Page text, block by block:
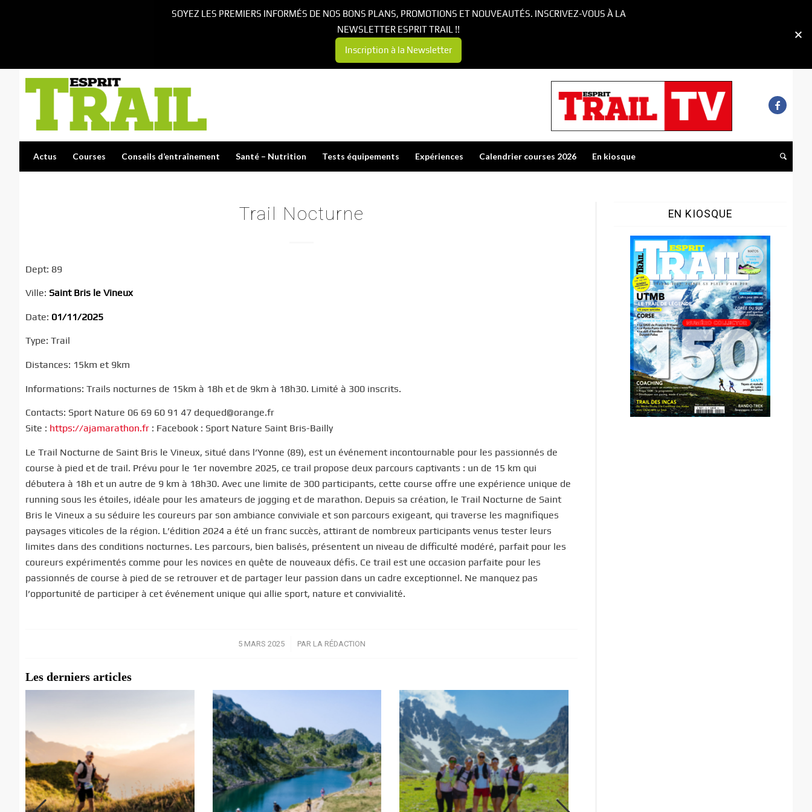
Actus Courses Conseils d’entraînement Santé – Nutrition Tests équipements Expériences Calendrier courses 2026 En kiosque
Trail Nocturne
Dept: 89
Ville: Saint Bris le Vineux
Date: 01/11/2025
Type: Trail
Distances: 15km et 9km
Informations: Trails nocturnes de 15km à 18h et de 9km à 18h30. Limité à 300 inscrits.
Contacts: Sport Nature 06 69 60 91 47 dequed@orange.fr
Site : https://ajamarathon.fr : Facebook : Sport Nature Saint Bris-Bailly
Le Trail Nocturne de Saint Bris le Vineux, situé dans l’Yonne (89), est un événement incontournable pour les passionnés de
course à pied et de trail. Prévu pour le 1er novembre 2025, ce trail propose deux parcours captivants : un de 15 km qui
débutera à 18h et un autre de 9 km à 18h30. Avec une limite de 300 participants, cette course offre une expérience unique de
running sous les étoiles, idéale pour les amateurs de jogging et de marathon. Depuis sa création, le Trail Nocturne de Saint
Bris le Vineux a su séduire les coureurs par son ambiance conviviale et son parcours exigeant, qui traverse les magnifiques
paysages viticoles de la région. L’édition 2024 a été un franc succès, attirant de nombreux participants venus tester leurs
limites dans des conditions nocturnes. Les parcours, bien balisés, présentent un niveau de difficulté modéré, parfait pour les
coureurs expérimentés comme pour les novices en quête de nouveaux défis. Ce trail est une occasion parfaite pour les
passionnés de course à pied de se retrouver et de partager leur passion dans un cadre exceptionnel. Ne manquez pas
l’opportunité de participer à cet événement unique qui allie sport, nature et convivialité.
5 MARS 2025
/ PAR LA RÉDACTION
Les derniers articles
EN KIOSQUE
SOYEZ LES PREMIERS INFORMÉS DE NOS BONS PLANS, PROMOTIONS ET NOUVEAUTÉS. INSCRIVEZ-VOUS À LA
NEWSLETTER ESPRIT TRAIL !!
Inscription à la Newsletter